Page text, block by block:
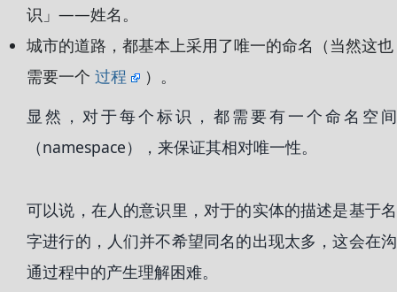
识」——姓名。
城市的道路，都基本上采用了唯一的命名（当然这也
需要一个 过程
）。
显然，对于每个标识，都需要有一个命名空间
（namespace），来保证其相对唯一性。
可以说，在人的意识里，对于的实体的描述是基于名
字进行的，人们并不希望同名的出现太多，这会在沟
通过程中的产生理解困难。